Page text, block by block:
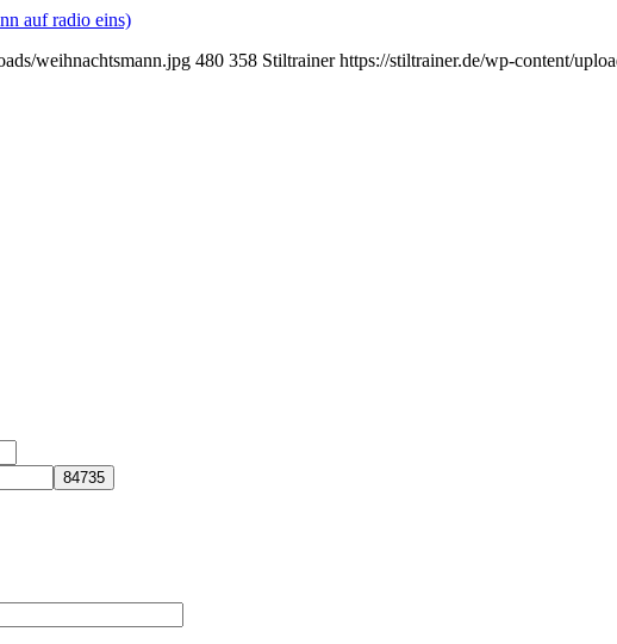
auf radio eins)
weihnachtsmann.jpg 480 358 Stiltrainer https://stiltrainer.de/wp-content/